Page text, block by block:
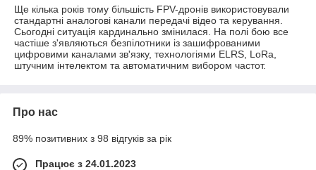
Ще кілька років тому більшість FPV-дронів використовували
стандартні аналогові канали передачі відео та керування.
Сьогодні ситуація кардинально змінилася. На полі бою все
частіше з'являються безпілотники із зашифрованими
цифровими каналами зв'язку, технологіями ELRS, LoRa,
штучним інтелектом та автоматичним вибором частот.
Про нас
89% позитивних з 98 відгуків за рік
Працює з 24.01.2023